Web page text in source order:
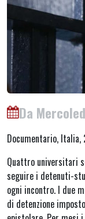
Da
Documentario, Italia,
Quattro universitari
seguire i detenuti-
ogni incontro. I due
di detenzione